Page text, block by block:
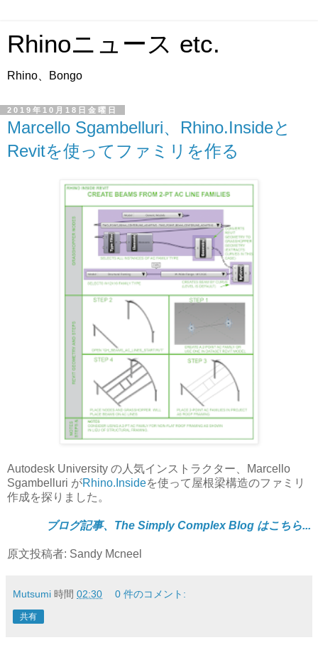
Rhinoニュース etc.
Rhino、Bongo
2019年10月18日金曜日
Marcello Sgambelluri、Rhino.Insideと
Revitを使ってファミリを作る
Autodesk University の人気インストラクター、Marcello
Sgambelluri がRhino.Insideを使って屋根梁構造のファミリ
作成を探りました。
ブログ記事、The Simply Complex Blog はこちら...
原文投稿者: Sandy Mcneel
Mutsumi 時間 02:30 0 件のコメント:
共有